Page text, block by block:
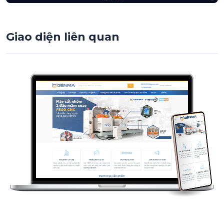
Giao diện liên quan